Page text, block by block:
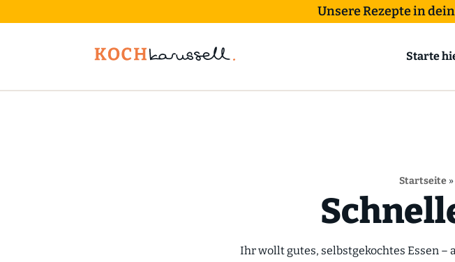
Unsere Rezepte in
Starte
Startseite »
Ihr wollt gutes, selbstgekochtes Essen –